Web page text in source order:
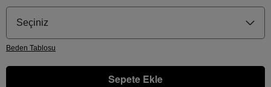
Seçiniz
Beden Tablosu
Sepete Ekle